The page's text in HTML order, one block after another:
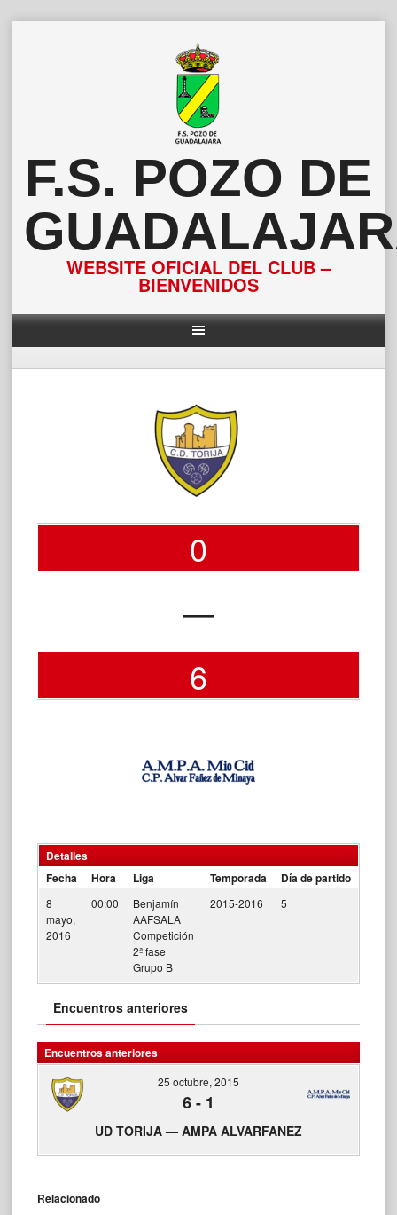
F.S. POZO DE
WEBSITE OFICIAL DEL CLUB –
BIENVENIDOS
0
—
6
Detalles
Fecha
Hora Liga Temporada Día de partido
8
mayo,
2016
00:00
Benjamín
AAFSALA
Competición
2ª fase
Grupo B
2015-2016 5
Encuentros anteriores
Encuentros anteriores
25 octubre, 2015
6- 1
UD TORIJA — AMPA ALVARFANEZ
Relacionado